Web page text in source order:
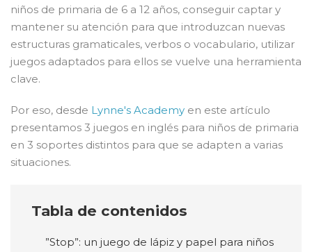
niños de primaria de 6 a 12 años, conseguir captar y
mantener su atención para que introduzcan nuevas
estructuras gramaticales, verbos o vocabulario, utilizar
juegos adaptados para ellos se vuelve una herramienta
clave.
Por eso, desde Lynne's Academy en este artículo
presentamos 3 juegos en inglés para niños de primaria
en 3 soportes distintos para que se adapten a varias
situaciones.
Tabla de contenidos
”Stop”: un juego de lápiz y papel para niños